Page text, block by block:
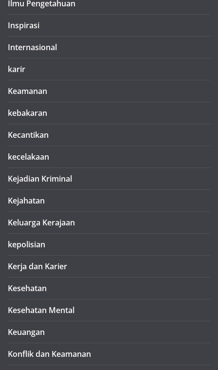
Ilmu Pengetahuan
Inspirasi
Internasional
karir
Keamanan
kebakaran
Kecantikan
kecelakaan
Kejadian Kriminal
Kejahatan
Keluarga Kerajaan
kepolisian
Kerja dan Karier
Kesehatan
Kesehatan Mental
Keuangan
Konflik dan Keamanan